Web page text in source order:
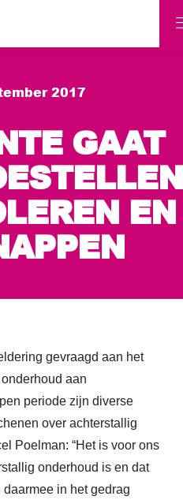
2017
GAAT
EN
gevraagd aan het
aan
periode zijn diverse
over achterstallig
Poelman: “Het is voor ons
onderhoud is en dat
in het gedrag